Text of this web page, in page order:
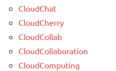
CloudChat
CloudCherry
CloudCollab
CloudCollaboration
CloudComputing